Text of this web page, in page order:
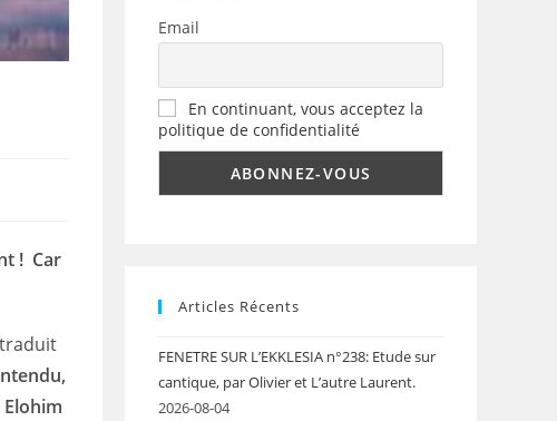
! Car
Elohim
Email
En continuant, vous acceptez la
politique de confidentialité
Articles Récents
FENETRE SUR L’EKKLESIA n°238: Etude sur
cantique, par Olivier et L’autre Laurent.
2026-08-04